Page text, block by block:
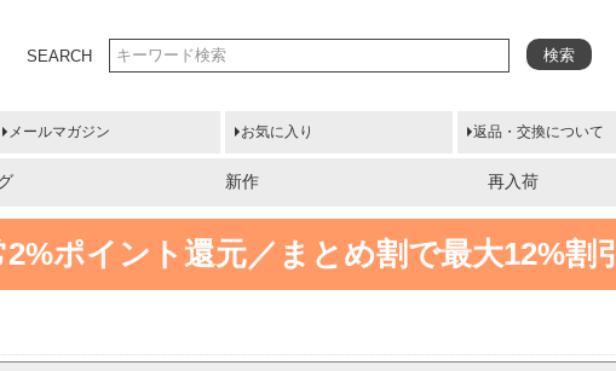
SEARCH 検索
メールマガジン お気に入り 返品・交換について
新作 再入荷
2%ポイント還元／まとめ割で最大12%割引